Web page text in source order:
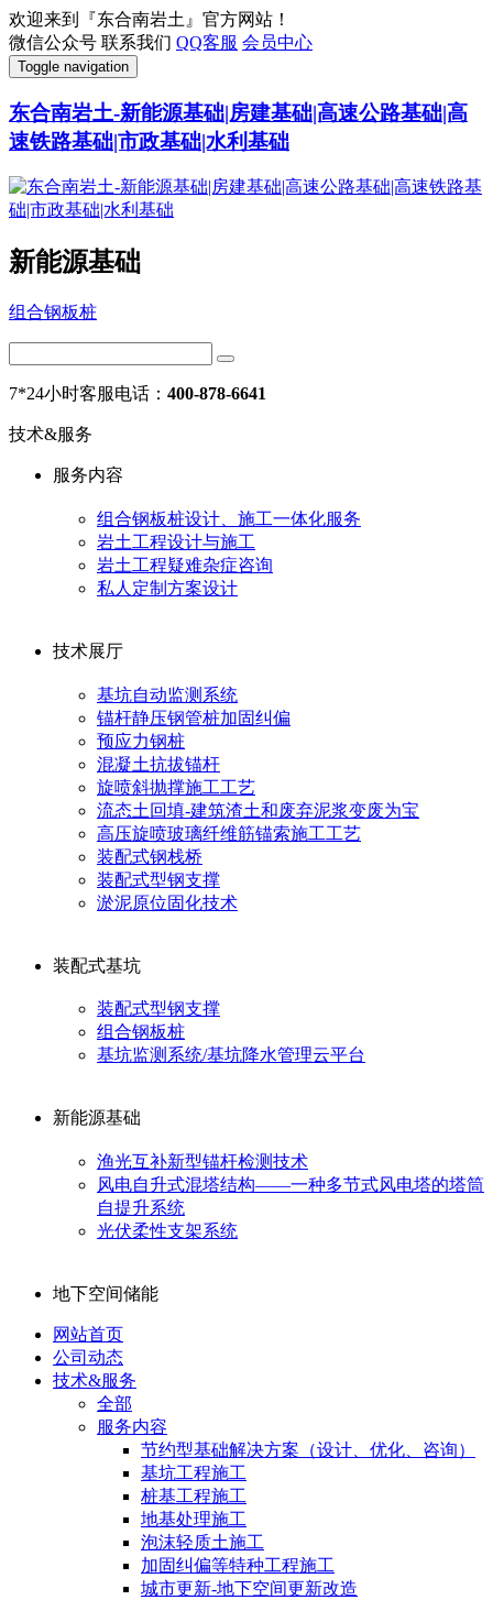
欢迎来到『东合南岩土』官方网站！
微信公众号 联系我们 QQ客服 会员中心
Toggle navigation
东合南岩土-新能源基础|房建基础|高速公路基础|高
速铁路基础|市政基础|水利基础
新能源基础
组合钢板桩
7*24小时客服电话： 400-878-6641
技术&服务
服务内容
组合钢板桩设计、施工一体化服务
岩土工程设计与施工
岩土工程疑难杂症咨询
私人定制方案设计
技术展厅
基坑自动监测系统
锚杆静压钢管桩加固纠偏
预应力钢桩
混凝土抗拔锚杆
旋喷斜抛撑施工工艺
流态土回填-建筑渣土和废弃泥浆变废为宝
高压旋喷玻璃纤维筋锚索施工工艺
装配式钢栈桥
装配式型钢支撑
淤泥原位固化技术
装配式基坑
装配式型钢支撑
组合钢板桩
基坑监测系统/基坑降水管理云平台
新能源基础
渔光互补新型锚杆检测技术
风电自升式混塔结构——一种多节式风电塔的塔筒
自提升系统
光伏柔性支架系统
地下空间储能
网站首页
公司动态
技术&服务
全部
服务内容
节约型基础解决方案（设计、优化、咨询）
基坑工程施工
桩基工程施工
地基处理施工
泡沫轻质土施工
加固纠偏等特种工程施工
城市更新-地下空间更新改造